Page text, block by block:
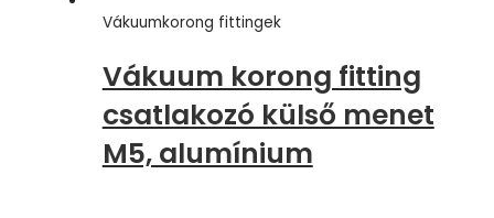
Vákuumkorong fittingek
Vákuum korong fitting
csatlakozó külső menet
M5, alumínium